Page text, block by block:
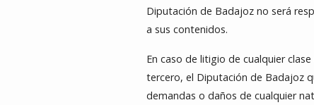
Diputación de Badajoz no será
a sus contenidos.
En caso de litigio de cualquier
tercero, el Diputación de Badajoz
demandas o daños de cualquier